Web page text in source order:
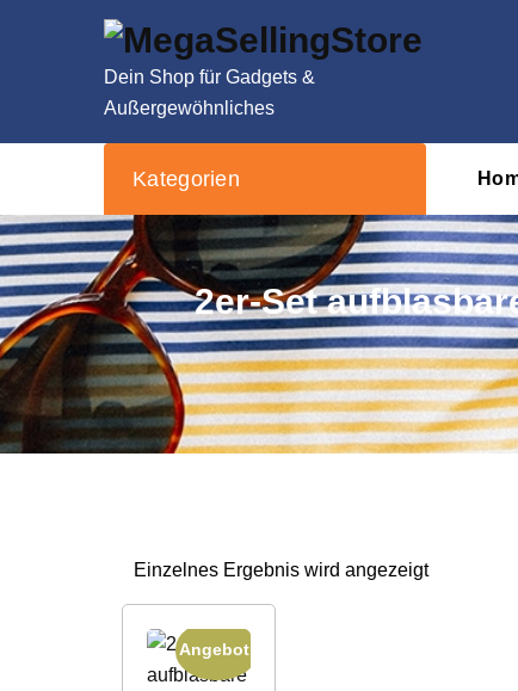
Dein Shop für Gadgets &
Außergewöhnliches
Kategorien
2er-Set
Einzelnes Ergebnis wird angezeigt
Angebot!